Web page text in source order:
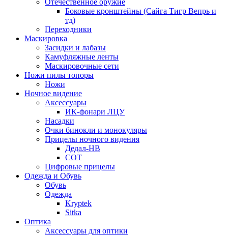
Отечественное оружие
Боковые кронштейны (Сайга Тигр Вепрь и
тд)
Переходники
Маскировка
Засидки и лабазы
Камуфляжные ленты
Маскировочные сети
Ножи пилы топоры
Ножи
Ночное видение
Аксессуары
ИК-фонари ЛЦУ
Насадки
Очки бинокли и монокуляры
Прицелы ночного видения
Дедал-НВ
СОТ
Цифровые прицелы
Одежда и Обувь
Обувь
Одежда
Kryptek
Sitka
Оптика
Аксессуары для оптики